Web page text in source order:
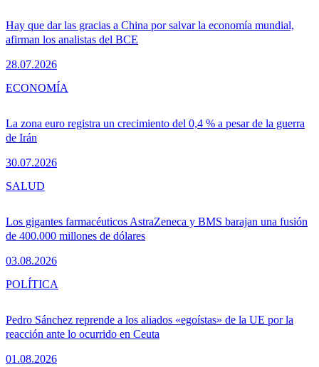
Hay que dar las gracias a China por salvar la economía mundial,
afirman los analistas del BCE
28.07.2026
La zona euro registra un crecimiento del 0,4 % a pesar de la guerra
de Irán
30.07.2026
ECONOMÍA
Los gigantes farmacéuticos AstraZeneca y BMS barajan una fusión
de 400.000 millones de dólares
03.08.2026
SALUD
Pedro Sánchez reprende a los aliados «egoístas» de la UE por la
reacción ante lo ocurrido en Ceuta
01.08.2026
POLÍTICA